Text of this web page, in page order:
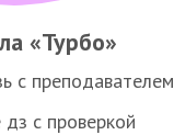
«Турбо»
с преподавателем
с проверкой